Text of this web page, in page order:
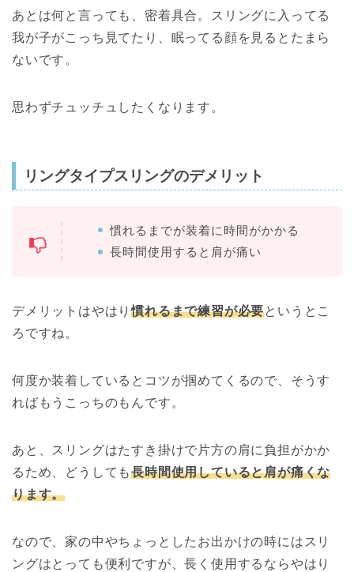
あとは何と言っても、密着具合。スリングに入ってる
我が子がこっち見てたり、眠ってる顔を見るとたまら
ないです。
思わずチュッチュしたくなります。
リングタイプスリングのデメリット
慣れるまでが装着に時間がかかる
長時間使用すると肩が痛い
デメリットはやはり慣れるまで練習が必要というとこ
ろですね。
何度か装着しているとコツが掴めてくるので、そうす
ればもうこっちのもんです。
あと、スリングはたすき掛けで片方の肩に負担がかか
るため、どうしても長時間使用していると肩が痛くな
ります。
なので、家の中やちょっとしたお出かけの時にはスリ
ングはとっても便利ですが、長く使用するならやはり